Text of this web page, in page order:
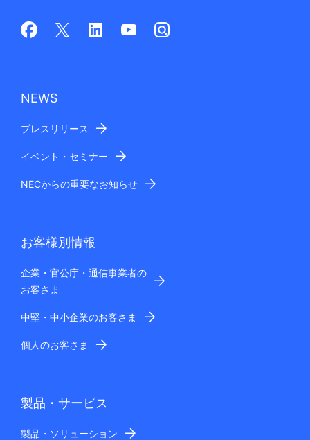
NEWS
プレスリリース
イベント・セミナー
NECからの重要なお知らせ
お客様別情報
企業・官公庁・通信事業者の
お客さま
中堅・中小企業のお客さま
個人のお客さま
製品・サービス
製品・ソリューション